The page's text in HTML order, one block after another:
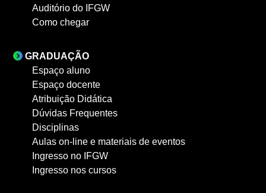
Auditório do IFGW
Como chegar
GRADUAÇÃO
Espaço aluno
Espaço docente
Atribuição Didática
Dúvidas Frequentes
Disciplinas
Aulas on-line e materiais de eventos
Ingresso no IFGW
Ingresso nos cursos